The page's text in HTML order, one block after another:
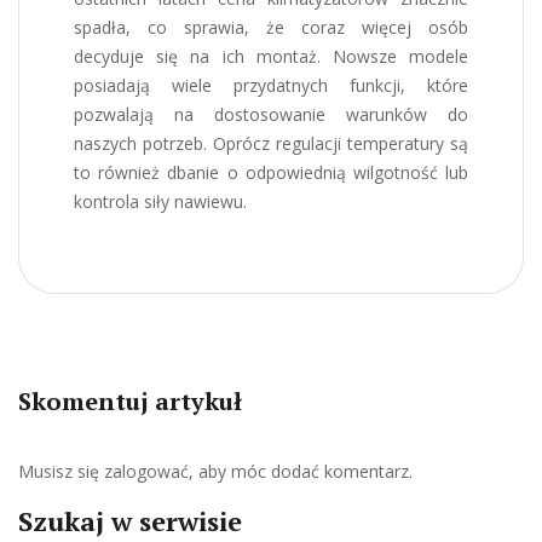
spadła, co sprawia, że coraz więcej osób
decyduje się na ich montaż. Nowsze modele
posiadają wiele przydatnych funkcji, które
pozwalają na dostosowanie warunków do
naszych potrzeb. Oprócz regulacji temperatury są
to również dbanie o odpowiednią wilgotność lub
kontrola siły nawiewu.
Skomentuj artykuł
Musisz się zalogować, aby móc dodać komentarz.
Szukaj w serwisie